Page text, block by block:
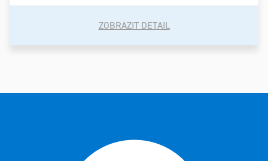
ZOBRAZIT DETAIL
prvky